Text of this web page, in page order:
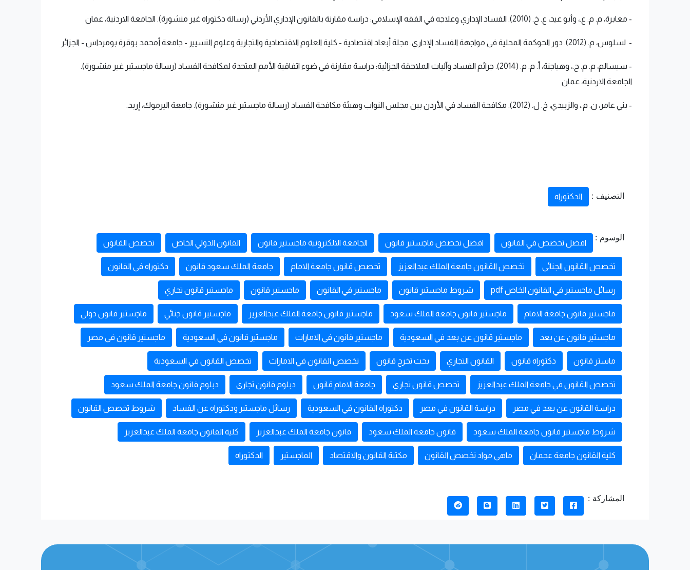
- معابرة، م. م. ع.، وأبو عيد، ع. خ. (2010). الفساد الإداري وعلاجه في الفقه الإسلامي: دراسة مقارنة بالقانون الإداري الأردني (رسالة دكتوراه غير منشورة). الجامعة الاردنية، عمان
- لسلوس، م. (2012). دور الحوكمة المحلية في مواجهة الفساد الإداري. مجلة أبعاد اقتصادية - كلية العلوم الاقتصادية والتجارية وعلوم التسيير - جامعة أمحمد بوقرة بومرداس - الجزائر
- سيسالم، م. م. ح.، وهياجنة، أ. م. م. (2014). جرائم الفساد وآليات الملاحقة الجزائية: دراسة مقارنة في ضوء اتفاقية الأمم المتحدة لمكافحة الفساد (رسالة ماجستير غير منشورة).
الجامعة الاردنية، عمان
- بني عامر، ن. م.، والزبيدي، خ. ل. (2012). مكافحة الفساد في الأردن بين مجلس النواب وهيئة مكافحة الفساد (رسالة ماجستير غير منشورة). جامعة اليرموك، إربد.
التصنيف : الدكتوراه
الوسوم :
افضل تخصص في القانون افضل تخصص ماجستير قانون الجامعة الالكترونية ماجستير قانون القانون الدولي الخاص تخصص القانون
تخصص القانون الجنائي تخصص القانون جامعة الملك عبدالعزيز تخصص قانون جامعة الامام جامعة الملك سعود قانون دكتوراه في القانون
رسائل ماجستير في القانون الخاص pdf شروط ماجستير قانون ماجستير في القانون ماجستير قانون ماجستير قانون تجاري
ماجستير قانون جامعة الامام ماجستير قانون جامعة الملك سعود ماجستير قانون جامعة الملك عبدالعزيز ماجستير قانون جنائي ماجستير قانون دولي
ماجستير قانون عن بعد ماجستير قانون عن بعد في السعودية ماجستير قانون في الامارات ماجستير قانون في السعودية ماجستير قانون في مصر
ماستر قانون دكتوراه قانون القانون التجاري بحث تخرج قانون تخصص القانون في الامارات تخصص القانون في السعودية
تخصص القانون في جامعة الملك عبدالعزيز تخصص قانون تجاري جامعة الامام قانون دبلوم قانون تجاري دبلوم قانون جامعة الملك سعود
دراسة القانون عن بعد في مصر دراسة القانون في مصر دكتوراه القانون في السعودية رسائل ماجستير ودكتوراه عن الفساد شروط تخصص القانون
شروط ماجستير قانون جامعة الملك سعود قانون جامعة الملك سعود قانون جامعة الملك عبدالعزيز كلية القانون جامعة الملك عبدالعزيز
كلية القانون جامعة عجمان ماهي مواد تخصص القانون مكتبة القانون والاقتصاد الماجستير الدكتوراه
المشاركة :